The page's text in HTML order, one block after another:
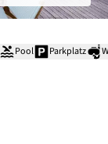
Pool Parkplatz